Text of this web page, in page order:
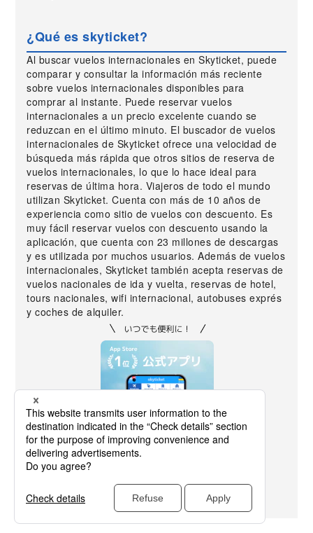
¿Qué es skyticket?
Al buscar vuelos internacionales en Skyticket, puede
comparar y consultar la información más reciente
sobre vuelos internacionales disponibles para
comprar al instante. Puede reservar vuelos
internacionales a un precio excelente cuando se
reduzcan en el último minuto. El buscador de vuelos
internacionales de Skyticket ofrece una velocidad de
búsqueda más rápida que otros sitios de reserva de
vuelos internacionales, lo que lo hace ideal para
reservas de última hora. Viajeros de todo el mundo
utilizan Skyticket. Cuenta con más de 10 años de
experiencia como sitio de vuelos con descuento. Es
muy fácil reservar vuelos con descuento usando la
aplicación, que cuenta con 23 millones de descargas
y es utilizada por muchos usuarios. Además de vuelos
internacionales, Skyticket también acepta reservas de
vuelos nacionales de ida y vuelta, reservas de hotel,
tours nacionales, wifi internacional, autobuses exprés
y coches de alquiler.